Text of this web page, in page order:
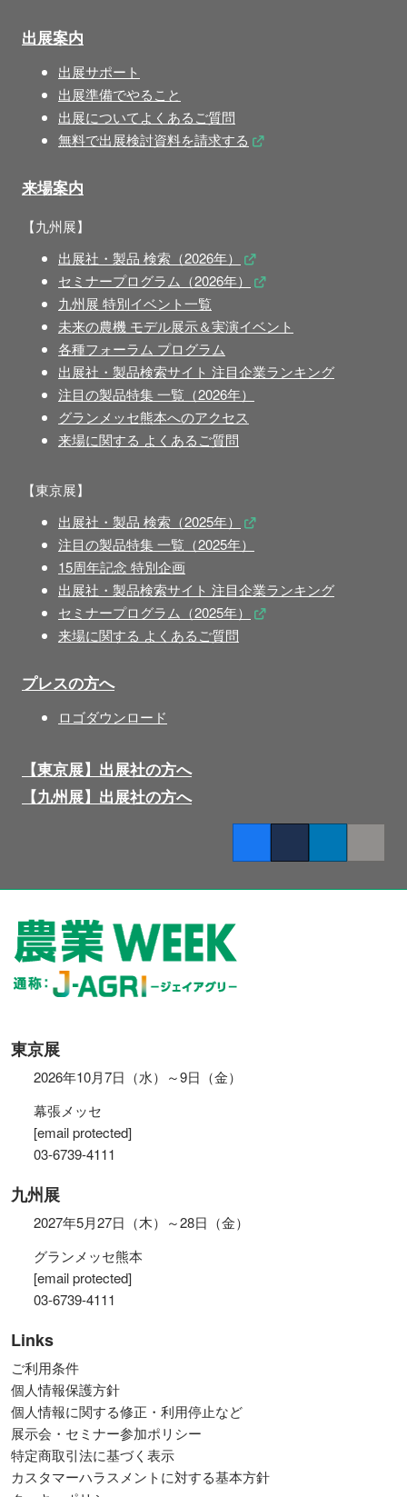
出展案内
出展サポート
出展準備でやること
出展についてよくあるご質問
無料で出展検討資料を請求する
来場案内
【九州展】
出展社・製品 検索（2026年）
セミナープログラム（2026年）
九州展 特別イベント一覧
未来の農機 モデル展示＆実演イベント
各種フォーラム プログラム
出展社・製品検索サイト 注目企業ランキング
注目の製品特集 一覧（2026年）
グランメッセ熊本へのアクセス
来場に関する よくあるご質問
【東京展】
出展社・製品 検索（2025年）
注目の製品特集 一覧（2025年）
15周年記念 特別企画
出展社・製品検索サイト 注目企業ランキング
セミナープログラム（2025年）
来場に関する よくあるご質問
プレスの方へ
ロゴダウンロード
【東京展】出展社の方へ
【九州展】出展社の方へ
東京展
2026年10月7日（水）～9日（金）
幕張メッセ
[email protected]
03-6739-4111
九州展
2027年5月27日（木）～28日（金）
グランメッセ熊本
[email protected]
03-6739-4111
Links
ご利用条件
個人情報保護方針
個人情報に関する修正・利用停止など
展示会・セミナー参加ポリシー
特定商取引法に基づく表示
カスタマーハラスメントに対する基本方針